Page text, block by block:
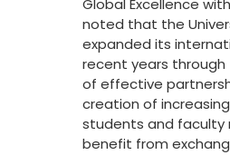
Global Excellence
noted that the
expanded its
recent years
of effective
creation of
students and faculty
benefit from